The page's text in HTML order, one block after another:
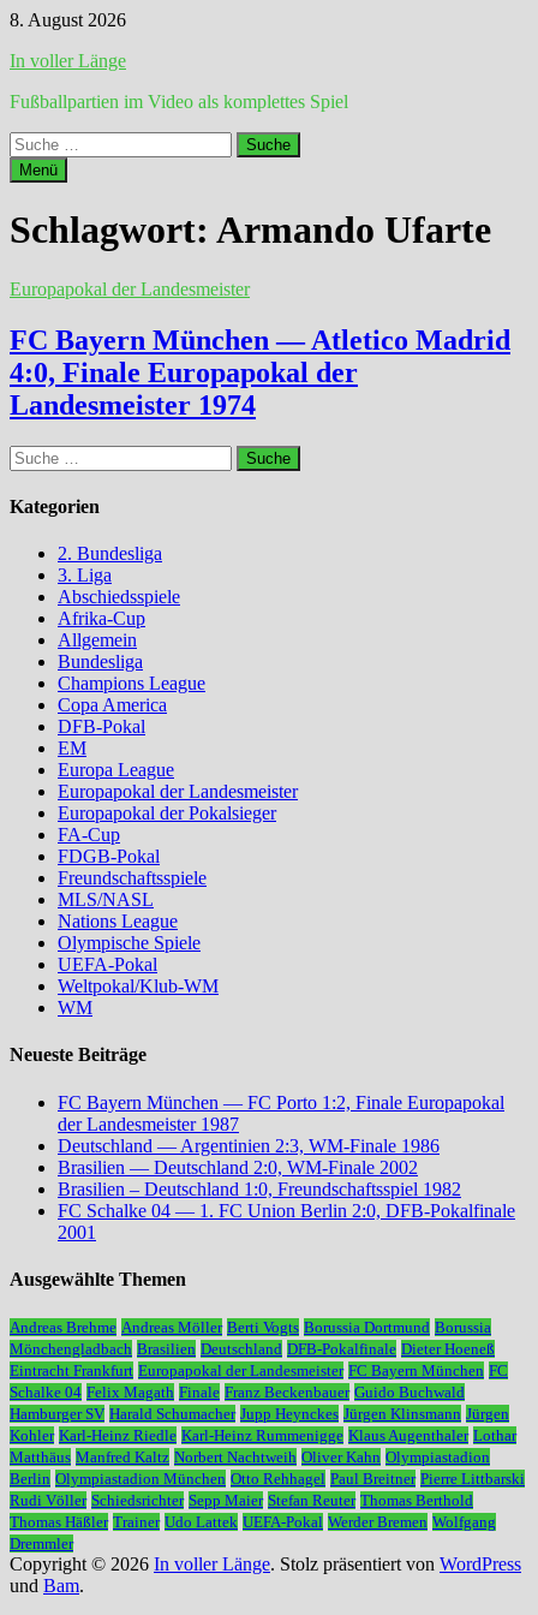
Zum
springen
8. August 2026
In voller Länge
Fußballpartien im Video als komplettes Spiel
Suche
nach:
Menü
Schlagwort: Armando Ufarte
Europapokal der Landesmeister
FC Bayern München — Atletico Madrid
4:0, Finale Europapokal der
Landesmeister 1974
Suche
nach:
Kategorien
2. Bundesliga
3. Liga
Abschiedsspiele
Afrika-Cup
Allgemein
Bundesliga
Champions League
Copa America
DFB-Pokal
EM
Europa League
Europapokal der Landesmeister
Europapokal der Pokalsieger
FA-Cup
FDGB-Pokal
Freundschaftsspiele
MLS/NASL
Nations League
Olympische Spiele
UEFA-Pokal
Weltpokal/Klub-WM
WM
Neueste Beiträge
FC Bayern München — FC Porto 1:2, Finale Europapokal
der Landesmeister 1987
Deutschland — Argentinien 2:3, WM-Finale 1986
Brasilien — Deutschland 2:0, WM-Finale 2002
Brasilien – Deutschland 1:0, Freundschaftsspiel 1982
FC Schalke 04 — 1. FC Union Berlin 2:0, DFB-Pokalfinale
2001
Ausgewählte Themen
Andreas Brehme Andreas Möller Berti Vogts Borussia Dortmund Borussia
Mönchengladbach Brasilien Deutschland DFB-Pokalfinale Dieter Hoeneß
Eintracht Frankfurt Europapokal der Landesmeister FC Bayern München FC
Schalke 04 Felix Magath Finale Franz Beckenbauer Guido Buchwald
Hamburger SV Harald Schumacher Jupp Heynckes Jürgen Klinsmann Jürgen
Kohler Karl-Heinz Riedle Karl-Heinz Rummenigge Klaus Augenthaler Lothar
Matthäus Manfred Kaltz Norbert Nachtweih Oliver Kahn Olympiastadion
Berlin Olympiastadion München Otto Rehhagel Paul Breitner Pierre Littbarski
Rudi Völler Schiedsrichter Sepp Maier Stefan Reuter Thomas Berthold
Thomas Häßler Trainer Udo Lattek UEFA-Pokal Werder Bremen Wolfgang
Dremmler
Copyright © 2026 In voller Länge. Stolz präsentiert von WordPress
und Bam.